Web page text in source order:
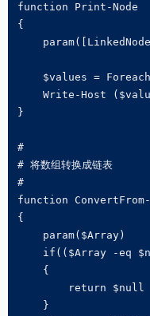
function Print-Node
{
$values =
Write-Host
}
#
# 将数组转换成链表
#
function
{
    param($Array)
if(($Array -eq
    {
        return $null
    }